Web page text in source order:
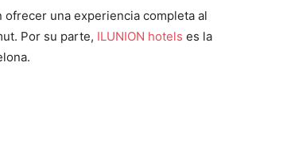
una experiencia completa al
Por su parte, ILUNION hotels es la